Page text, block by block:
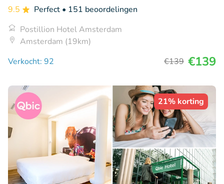
9.5 Perfect • 151 beoordelingen
Postillion Hotel Amsterdam
Amsterdam (19km)
Verkocht: 92
€139 €139
21% korting